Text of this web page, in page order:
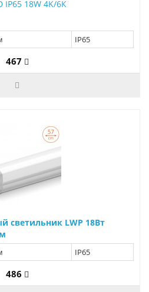
IP65
467
светильник LWP 18Вт
IP65
486